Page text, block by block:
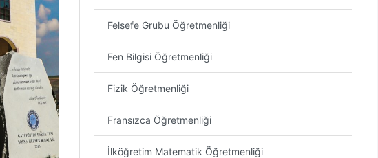
Felsefe Grubu Öğretmenliği
Fen Bilgisi Öğretmenliği
Fizik Öğretmenliği
Fransızca Öğretmenliği
İlköğretim Matematik Öğretmenliği